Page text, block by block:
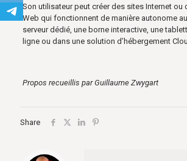
Son utilisateur peut créer des sites Internet
Web qui fonctionnent de manière autonome
serveur dédié, une borne interactive, une
ligne ou dans une solution d’hébergement
Propos recueillis par Guillaume Zwygart
Share